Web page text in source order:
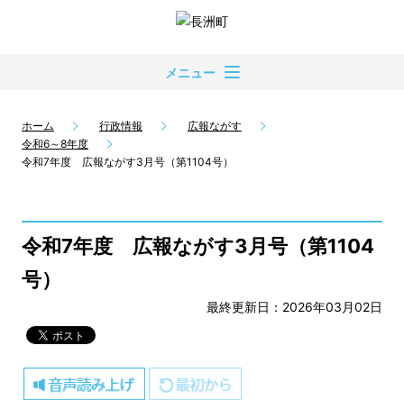
メニュー
ホーム 行政情報
広報ながす
令和6～8年度
令和7年度 広報ながす3月号（第1104号）
令和7年度 広報ながす3月号（第1104
号）
最終更新日：2026年03月02日